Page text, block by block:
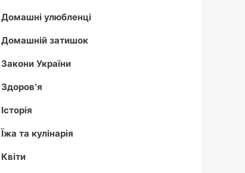
Домашні улюбленці
Домашній затишок
Закони України
Здоров'я
Історія
Їжа та кулінарія
Квіти